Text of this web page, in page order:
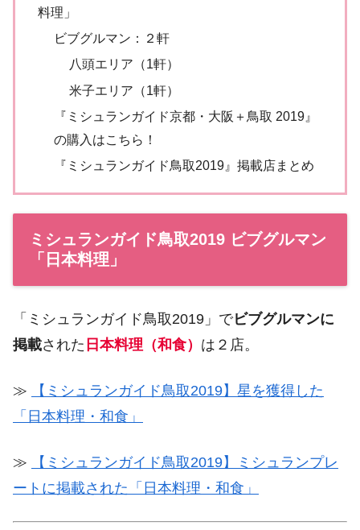
料理」
ビブグルマン：２軒
八頭エリア（1軒）
米子エリア（1軒）
『ミシュランガイド京都・大阪＋鳥取 2019』
の購入はこちら！
『ミシュランガイド鳥取2019』掲載店まとめ
ミシュランガイド鳥取2019 ビブグルマン
「日本料理」
「ミシュランガイド鳥取2019」でビブグルマンに
掲載された 日本料理（和食） は２店。
≫
【ミシュランガイド鳥取2019】星を獲得した
「日本料理・和食」
≫
【ミシュランガイド鳥取2019】ミシュランプレ
ートに掲載された「日本料理・和食」